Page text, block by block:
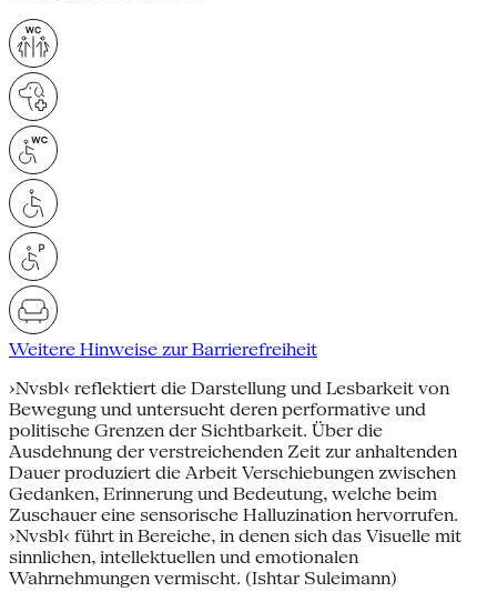
Weitere Hinweise zur Barrierefreiheit
›Nvsbl‹ reflektiert die Darstellung und Lesbarkeit von
Bewegung und untersucht deren performative und
politische Grenzen der Sichtbarkeit. Über die
Ausdehnung der verstreichenden Zeit zur anhaltenden
Dauer produziert die Arbeit Verschiebungen zwischen
Gedanken, Erinnerung und Bedeutung, welche beim
Zuschauer eine sensorische Halluzination hervorrufen.
›Nvsbl‹ führt in Bereiche, in denen sich das Visuelle mit
sinnlichen, intellektuellen und emotionalen
Wahrnehmungen vermischt. (Ishtar Suleimann)